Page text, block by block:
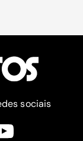
sociais